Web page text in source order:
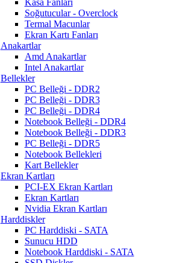
Kasa Fanları
Soğutucular - Overclock
Termal Macunlar
Ekran Kartı Fanları
Anakartlar
Amd Anakartlar
Intel Anakartlar
Bellekler
PC Belleği - DDR2
PC Belleği - DDR3
PC Belleği - DDR4
Notebook Belleği - DDR4
Notebook Belleği - DDR3
PC Belleği - DDR5
Notebook Bellekleri
Kart Bellekler
Ekran Kartları
PCI-EX Ekran Kartları
Ekran Kartları
Nvidia Ekran Kartları
Harddiskler
PC Harddiski - SATA
Sunucu HDD
Notebook Harddiski - SATA